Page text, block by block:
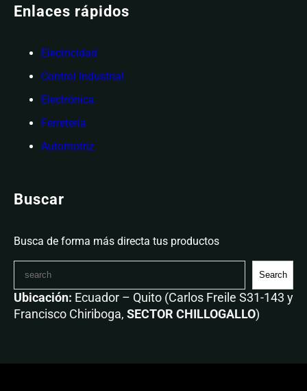
Enlaces rápidos
Electricidad
Control Industrial
Electrónica
Ferretería
Automotriz
Buscar
Busca de forma más directa tus productos
Search
Ubicación: Ecuador – Quito (Carlos Freile S31-143 y
Francisco Chiriboga, SECTOR CHILLOGALLO)